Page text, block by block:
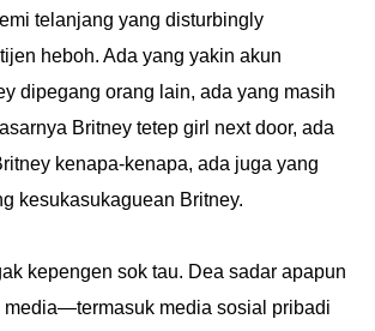
telanjang yang disturbingly
heboh. Ada yang yakin akun
dipegang orang lain, ada yang masih
Britney tetep girl next door, ada
kenapa-kenapa, ada juga yang
kesukasukaguean Britney.
kepengen sok tau. Dea sadar apapun
media—termasuk media sosial pribadi